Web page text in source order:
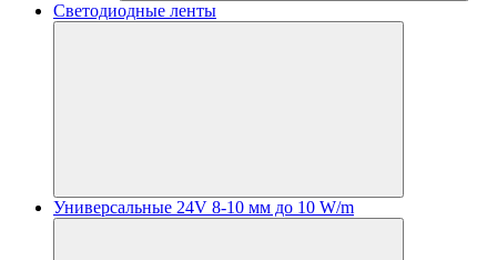
Светодиодные ленты
Универсальные 24V 8-10 мм до 10 W/m